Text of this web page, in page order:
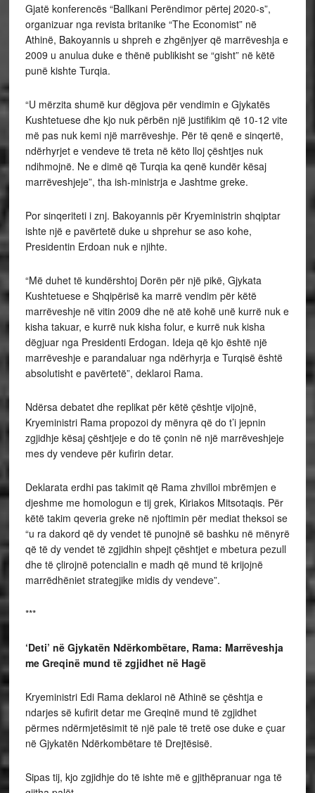
Gjatë konferencës “Ballkani Perëndimor përtej 2020-s”,
organizuar nga revista britanike “The Economist” në
Athinë, Bakoyannis u shpreh e zhgënjyer që marrëveshja e
2009 u anulua duke e thënë publikisht se “gisht” në këtë
punë kishte Turqia.
“U mërzita shumë kur dëgjova për vendimin e Gjykatës
Kushtetuese dhe kjo nuk përbën një justifikim që 10-12 vite
më pas nuk kemi një marrëveshje. Për të qenë e sinqertë,
ndërhyrjet e vendeve të treta në këto lloj çështjes nuk
ndihmojnë. Ne e dimë që Turqia ka qenë kundër kësaj
marrëveshjeje”, tha ish-ministrja e Jashtme greke.
Por sinqeriteti i znj. Bakoyannis për Kryeministrin shqiptar
ishte një e pavërtetë duke u shprehur se aso kohe,
Presidentin Erdoan nuk e njihte.
“Më duhet të kundërshtoj Dorën për një pikë, Gjykata
Kushtetuese e Shqipërisë ka marrë vendim për këtë
marrëveshje në vitin 2009 dhe në atë kohë unë kurrë nuk e
kisha takuar, e kurrë nuk kisha folur, e kurrë nuk kisha
dëgjuar nga Presidenti Erdogan. Ideja që kjo është një
marrëveshje e parandaluar nga ndërhyrja e Turqisë është
absolutisht e pavërtetë”, deklaroi Rama.
Ndërsa debatet dhe replikat për këtë çështje vijojnë,
Kryeministri Rama propozoi dy mënyra që do t’i jepnin
zgjidhje kësaj çështjeje e do të çonin në një marrëveshjeje
mes dy vendeve për kufirin detar.
Deklarata erdhi pas takimit që Rama zhvilloi mbrëmjen e
djeshme me homologun e tij grek, Kiriakos Mitsotaqis. Për
këtë takim qeveria greke në njoftimin për mediat theksoi se
“u ra dakord që dy vendet të punojnë së bashku në mënyrë
që të dy vendet të zgjidhin shpejt çështjet e mbetura pezull
dhe të çlirojnë potencialin e madh që mund të krijojnë
marrëdhëniet strategjike midis dy vendeve”.
***
‘Deti’ në Gjykatën Ndërkombëtare, Rama: Marrëveshja
me Greqinë mund të zgjidhet në Hagë
Kryeministri Edi Rama deklaroi në Athinë se çështja e
ndarjes së kufirit detar me Greqinë mund të zgjidhet
përmes ndërmjetësimit të një pale të tretë ose duke e çuar
në Gjykatën Ndërkombëtare të Drejtësisë.
Sipas tij, kjo zgjidhje do të ishte më e gjithëpranuar nga të